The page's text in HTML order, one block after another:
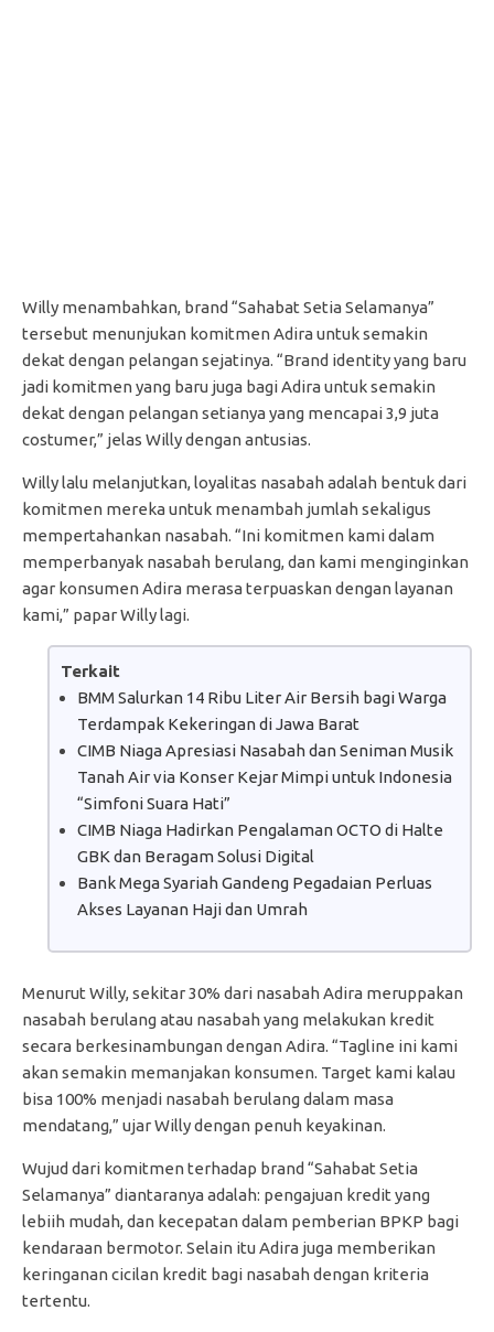
Willy menambahkan, brand “Sahabat Setia Selamanya”
tersebut menunjukan komitmen Adira untuk semakin
dekat dengan pelangan sejatinya. “Brand identity yang baru
jadi komitmen yang baru juga bagi Adira untuk semakin
dekat dengan pelangan setianya yang mencapai 3,9 juta
costumer,” jelas Willy dengan antusias.
Willy lalu melanjutkan, loyalitas nasabah adalah bentuk dari
komitmen mereka untuk menambah jumlah sekaligus
mempertahankan nasabah. “Ini komitmen kami dalam
memperbanyak nasabah berulang, dan kami menginginkan
agar konsumen Adira merasa terpuaskan dengan layanan
kami,” papar Willy lagi.
Terkait
BMM Salurkan 14 Ribu Liter Air Bersih bagi Warga
Terdampak Kekeringan di Jawa Barat
CIMB Niaga Apresiasi Nasabah dan Seniman Musik
Tanah Air via Konser Kejar Mimpi untuk Indonesia
“Simfoni Suara Hati”
CIMB Niaga Hadirkan Pengalaman OCTO di Halte
GBK dan Beragam Solusi Digital
Bank Mega Syariah Gandeng Pegadaian Perluas
Akses Layanan Haji dan Umrah
Menurut Willy, sekitar 30% dari nasabah Adira meruppakan
nasabah berulang atau nasabah yang melakukan kredit
secara berkesinambungan dengan Adira. “Tagline ini kami
akan semakin memanjakan konsumen. Target kami kalau
bisa 100% menjadi nasabah berulang dalam masa
mendatang,” ujar Willy dengan penuh keyakinan.
Wujud dari komitmen terhadap brand “Sahabat Setia
Selamanya” diantaranya adalah: pengajuan kredit yang
lebiih mudah, dan kecepatan dalam pemberian BPKP bagi
kendaraan bermotor. Selain itu Adira juga memberikan
keringanan cicilan kredit bagi nasabah dengan kriteria
tertentu.